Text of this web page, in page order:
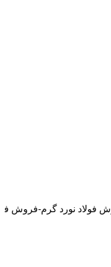
فولاد نسوز-فروش